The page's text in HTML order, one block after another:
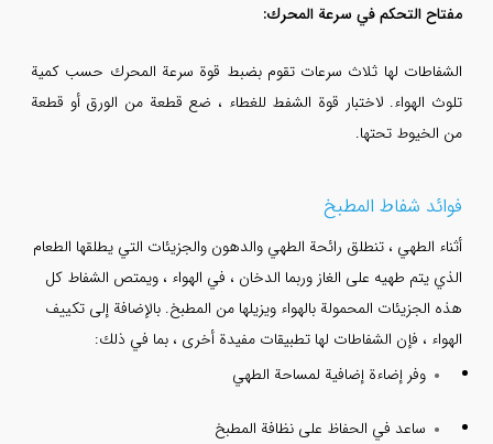
مفتاح التحكم في سرعة المحرك:
الشفاطات لها ثلاث سرعات تقوم بضبط قوة سرعة المحرك حسب كمية
تلوث الهواء. لاختبار قوة الشفط للغطاء ، ضع قطعة من الورق أو قطعة
من الخيوط تحتها.
فوائد شفاط المطبخ
أثناء الطهي ، تنطلق رائحة الطهي والدهون والجزيئات التي يطلقها الطعام
الذي يتم طهيه على الغاز وربما الدخان ، في الهواء ، ويمتص الشفاط كل
هذه الجزيئات المحمولة بالهواء ويزيلها من المطبخ. بالإضافة إلى تكييف
الهواء ، فإن الشفاطات لها تطبيقات مفيدة أخرى ، بما في ذلك:
وفر إضاءة إضافية لمساحة الطهي
ساعد في الحفاظ على نظافة المطبخ